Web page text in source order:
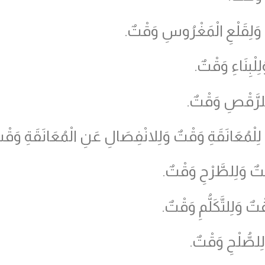
الْمَغْرُوسِ وَقْتٌ.
وَقْتٌ.
وَقْتٌ.
وَقْتٌ وَلِلانْفِصَالِ عَنِ الْمُعَانَقَةِ
وَلِلطَّرْحِ وَقْتٌ.
وَلِلتَّكَلُّمِ وَقْتٌ.
وَقْتٌ.